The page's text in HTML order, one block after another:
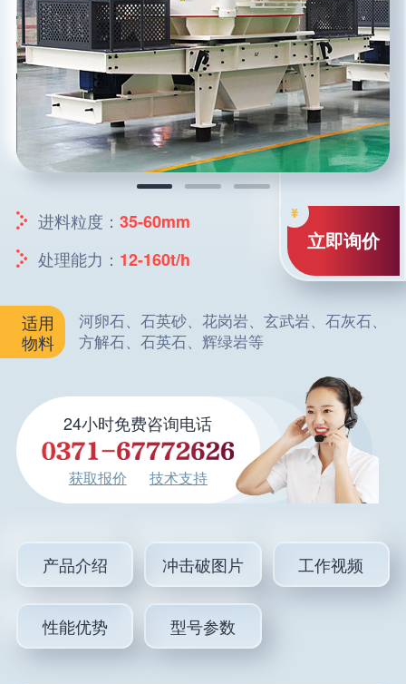
进料粒度： 35-60mm
处理能力： 12-160t/h
立即询价
适用
物料
河卵石、石英砂、花岗岩、玄武岩、石灰石、
方解石、石英石、辉绿岩等
24小时免费咨询电话
获取报价 技术支持
产品介绍 冲击破图片 工作视频
性能优势 型号参数